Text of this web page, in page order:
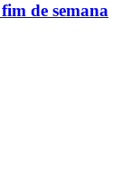
de semana